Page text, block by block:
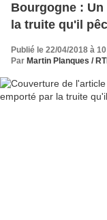
Bourgogne :
la truite qu'il
Publié le 22/04/2018 à
Par Martin Planques /